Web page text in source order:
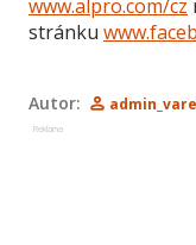
www.alpro.com/cz
stránku
Autor:
Reklama